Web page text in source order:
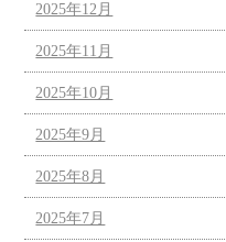
2025年12月
2025年11月
2025年10月
2025年9月
2025年8月
2025年7月